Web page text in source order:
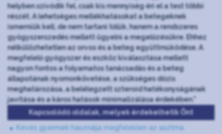
helyben szívódik fel, csak kis mennyiség éri el a test többi
részét. A lehetséges mellékhatásokat a betegeknek
ismerniük kell, de nem tartani tőlük, hanem a rendszeres
gyógyszerszedés mellett ügyelni a megelőzésükre. Ehhez
nélkülözhetetlen az orvos és a beteg együttműködése. A
megfelelő gyógyszer és eszköz kiválasztása mellett
nagyon fontos a folyamatos tanácsadás és a beteg
állapotának nyomonkövetése, a szükséges dózis
meghatározása, a belélegzett szteroid hatékonyságának
javítása és a káros hatások minimalizálása érdekében.”
Kapcsolódó oldalak, melyek érdekelhetik Önt
Kevés gyermek használja megfelelően az asztma